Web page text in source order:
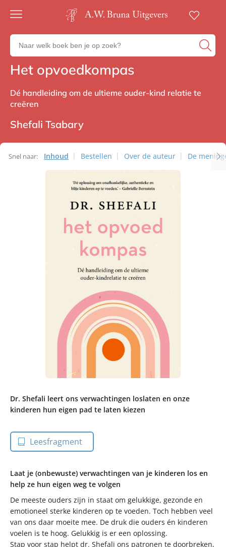
Gratis
23:00
besteld,
volgende
in huis
Veilig
Gratis
Zoeken
naar
auteurs
uitgevers
Non-fictie
Het opvoedkompas
Dé handleiding om de ultieme ouder-kind relatie te
creëren
Shefali Tsabary
Snel naar: Inhoud Bestellen Over de auteur De
Dr. Shefali leert ons verwachtingen loslaten en onze
kinderen hun eigen pad te laten kiezen
Leesfragment
Laat je (onbewuste) verwachtingen van je kinderen los en
help ze hun eigen weg te volgen
De meeste ouders zijn in staat om gelukkige, gezonde en
emotioneel sterke kinderen op te voeden. Toch hebben veel
van ons daar moeite mee. De druk die ouders én kinderen
voelen is te hoog. Gelukkig is er een oplossing.
Stap voor stap helpt dr. Shefali ons patronen te doorbreken,